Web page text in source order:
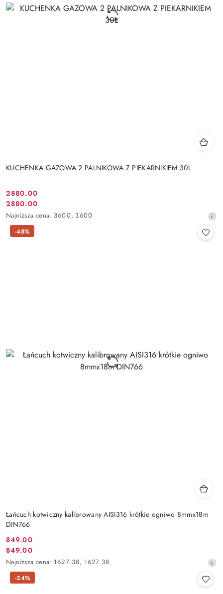
KUCHENKA GAZOWA 2 PALNIKOWA Z PIEKARNIKIEM 30L
Cena
promocyjna:
2880.00
Cena
promocyjna:
2880.00
Najniższa
cena
Najniższa cena: 3600, 3600
Łańcuch kotwiczny kalibrowany AISI316 krótkie ogniwo 8mmx18m
DIN766
Cena
promocyjna:
849.00
Cena
promocyjna:
849.00
Najniższa
cena
Najniższa cena: 1627.38, 1627.38
-48%
-24%